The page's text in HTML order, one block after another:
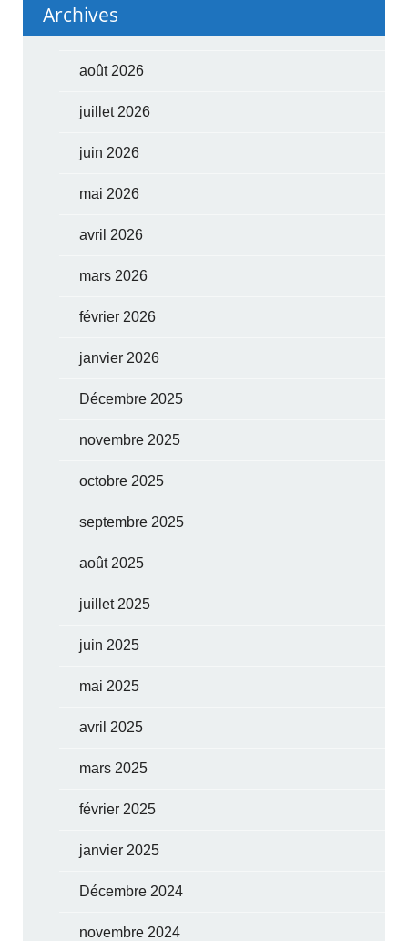
Archives
août 2026
juillet 2026
juin 2026
mai 2026
avril 2026
mars 2026
février 2026
janvier 2026
Décembre 2025
novembre 2025
octobre 2025
septembre 2025
août 2025
juillet 2025
juin 2025
mai 2025
avril 2025
mars 2025
février 2025
janvier 2025
Décembre 2024
novembre 2024